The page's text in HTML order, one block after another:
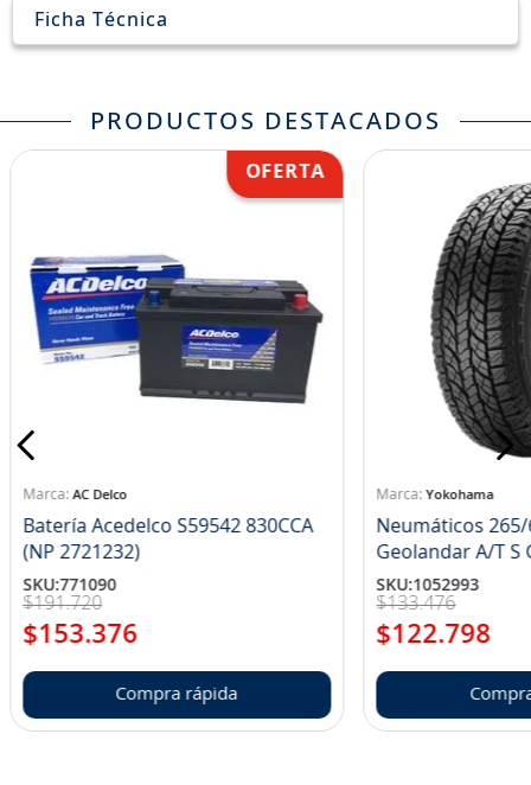
Ficha Técnica
PRODUCTOS DESTACADOS
AC Delco
Batería Acedelco S59542 830CCA
(NP 2721232)
SKU:771090
$191.720
$153.376
Compra rápida
Yokohama
Neumáticos 265/
SKU:1052993
$133.476
$122.798